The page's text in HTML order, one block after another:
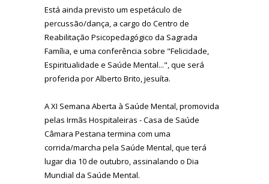
Está ainda previsto um espetáculo de
percussão/dança, a cargo do Centro de
Reabilitação Psicopedagógico da Sagrada
Família, e uma conferência sobre "Felicidade,
Espiritualidade e Saúde Mental...", que será
proferida por Alberto Brito, jesuíta.
A XI Semana Aberta à Saúde Mental, promovida
pelas Irmãs Hospitaleiras - Casa de Saúde
Câmara Pestana termina com uma
corrida/marcha pela Saúde Mental, que terá
lugar dia 10 de outubro, assinalando o Dia
Mundial da Saúde Mental.